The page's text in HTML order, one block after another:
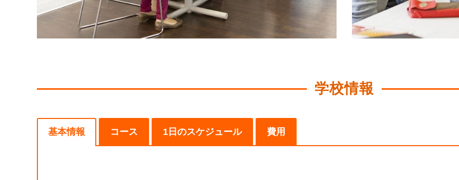
学校情報
基本情報 コース 1日のスケジュール 費用